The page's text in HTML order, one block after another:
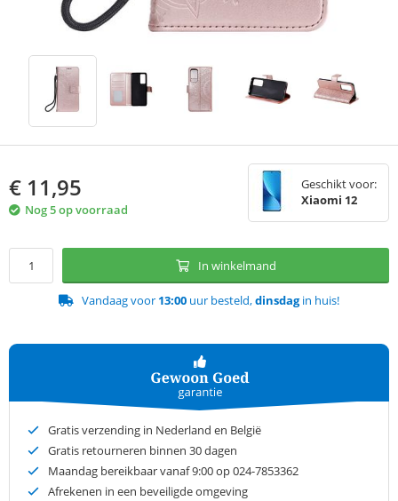
€ 11,95
Nog 5 op voorraad
Geschikt voor:
Xiaomi 12
In winkelmand
Vandaag voor 13:00 uur besteld,dinsdagin huis!
Gratis verzending in Nederland en België
Gratis retourneren binnen 30 dagen
Maandag bereikbaar vanaf 9:00 op 024-7853362
Afrekenen in een beveiligde omgeving